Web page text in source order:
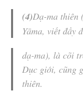
(4)Dạ-ma thiên
Yāma, viết đầy
dạ-ma), là cõi
Dục giới, cũng
thiên.